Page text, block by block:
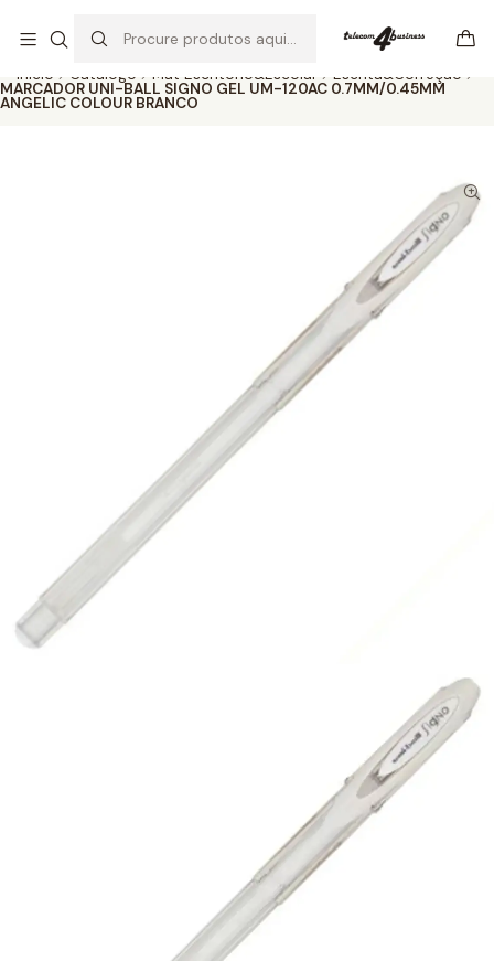
Ler mais
Início Catálogo Mat Escritório&Escolar Escrita&Correção
MARCADOR UNI-BALL SIGNO GEL UM-120AC 0.7MM/0.45MM
ANGELIC COLOUR BRANCO